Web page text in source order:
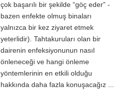
çok başarılı bir şekilde “göç eder” -
bazen enfekte olmuş binaları
yalnızca bir kez ziyaret etmek
yeterlidir). Tahtakuruları olan bir
dairenin enfeksiyonunun nasıl
önleneceği ve hangi önleme
yöntemlerinin en etkili olduğu
hakkında daha fazla konuşacağız ...